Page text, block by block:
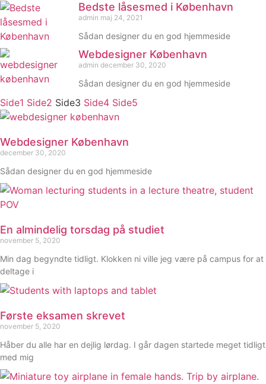
Bedste låsesmed i København
admin maj 24, 2021
Sådan designer du en god hjemmeside
Webdesigner København
admin december 30, 2020
Sådan designer du en god hjemmeside
Side1 Side2 Side3 Side4 Side5
Webdesigner København
december 30, 2020
Sådan designer du en god hjemmeside
En almindelig torsdag på studiet
november 5, 2020
Min dag begyndte tidligt. Klokken ni ville jeg være på campus for at
deltage i
Første eksamen skrevet
november 5, 2020
Håber du alle har en dejlig lørdag. I går dagen startede meget tidligt
med mig